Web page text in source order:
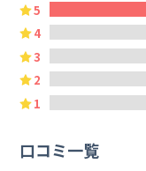
5
4
3
2
1
口コミ一覧